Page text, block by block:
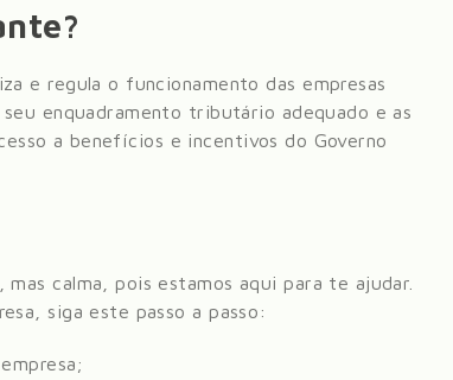
e regula o funcionamento das empresas
enquadramento tributário adequado e as
a benefícios e incentivos do Governo
calma, pois estamos aqui para te ajudar.
siga este passo a passo: